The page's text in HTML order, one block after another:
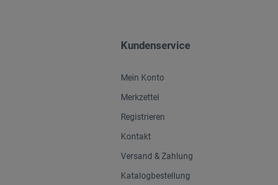
Kundenservice
Mein Konto
Merkzettel
Registrieren
Kontakt
Versand & Zahlung
Katalogbestellung